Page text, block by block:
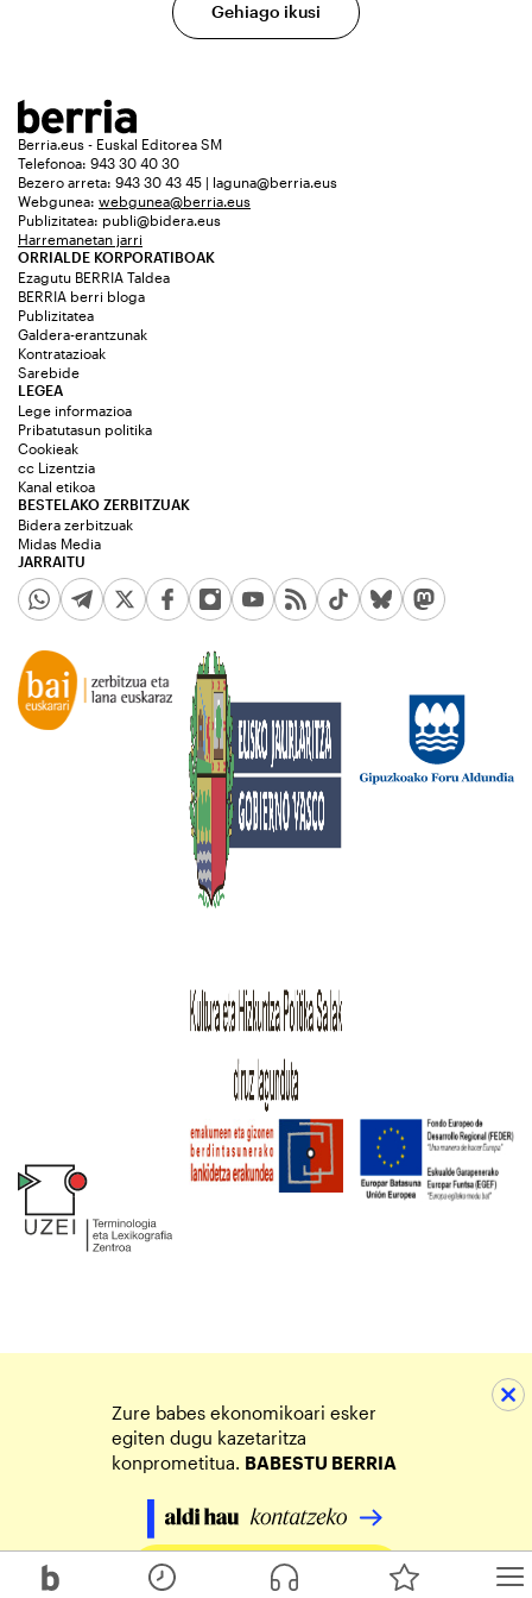
Gehiago ikusi
Berria.eus - Euskal Editorea SM
Telefonoa: 943 30 40 30
Bezero arreta: 943 30 43 45 | laguna@berria.eus
Webgunea: webgunea@berria.eus
Publizitatea: publi@bidera.eus
Harremanetan jarri
ORRIALDE KORPORATIBOAK
Ezagutu BERRIA Taldea
BERRIA berri bloga
Publizitatea
Galdera-erantzunak
Kontratazioak
Sarebide
JARRAITU
LEGEA
Lege informazioa
Pribatutasun politika
Cookieak
cc Lizentzia
Kanal etikoa
BESTELAKO ZERBITZUAK
Bidera zerbitzuak
Midas Media
Zure babes ekonomikoari esker
egiten dugu kazetaritza
konprometitua. BABESTU BERRIA
Egin zure ekarpena